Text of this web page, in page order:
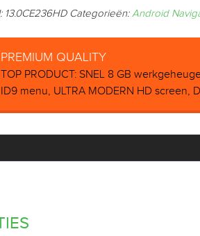
13.0CE236HD Categorieën:Android
PREMIUM QUALITY
TOP PRODUCT: SNEL 8 GB
ID9 menu, ULTRA MODERN HD screen,